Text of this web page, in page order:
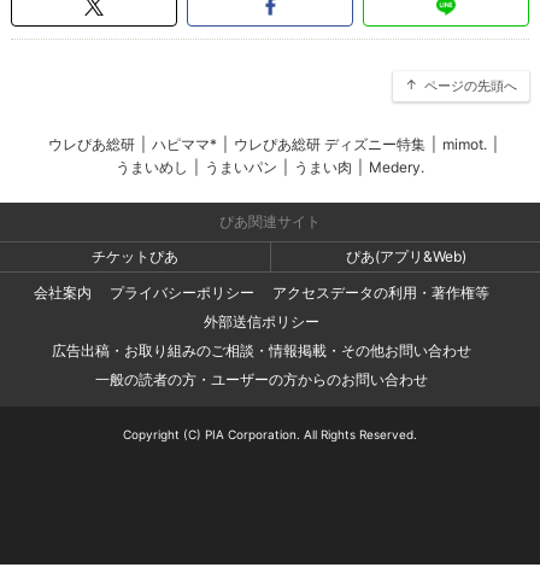
ページの先頭へ
ウレぴあ総研 ハピママ* ウレぴあ総研 ディズニー特集 mimot.
うまいめし
うまいパン うまい肉 Medery.
ぴあ関連サイト
チケットぴあ
ぴあ(アプリ&Web)
会社案内
プライバシーポリシー
アクセスデータの利用・著作権等
外部送信ポリシー
広告出稿・お取り組みのご相談・情報掲載・その他お問い合わせ
一般の読者の方・ユーザーの方からのお問い合わせ
Copyright (C) PIA Corporation. All Rights Reserved.